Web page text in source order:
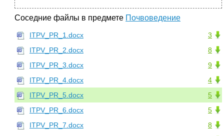
Соседние файлы в предмете Почвоведение
3
ITPV_PR_1.docx
8
ITPV_PR_2.docx
9
ITPV_PR_3.docx
4
ITPV_PR_4.docx
5
ITPV_PR_5.docx
5
ITPV_PR_6.docx
8
ITPV_PR_7.docx